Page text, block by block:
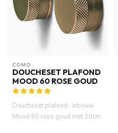
COMO
DOUCHESET PLAFOND
MOOD 60 ROSE GOUD
Doucheset plafond- inbouw
Mood 60 rose goud met 30cm